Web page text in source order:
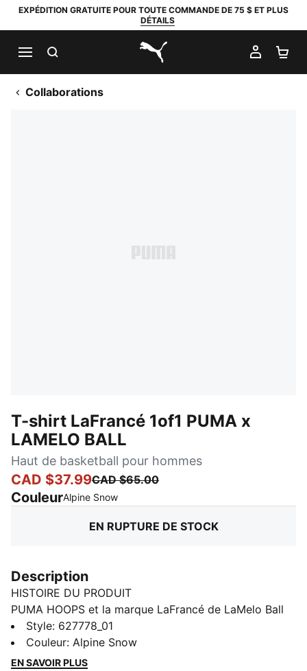
EXPÉDITION GRATUITE POUR TOUTE COMMANDE DE 75 $ ET PLUS
DÉTAILS
PUMA.com
MON
Collaborations
T-shirt LaFrancé 1of1 PUMA x
LAMELO BALL
Haut de basketball pour hommes
CAD $37.99CAD $65.00
CouleurAlpine Snow:
EN RUPTURE DE STOCK
Description
HISTOIRE DU PRODUIT
PUMA HOOPS et la marque LaFrancé de LaMelo Ball
se sont associés pour vous proposer des pièces
élégantes imprégnées du style caractéristique de la
superstar. Ce t-shirt a une coupe surdimensionnée et
Style: 627778_01
Couleur: Alpine Snow
EN SAVOIR PLUS